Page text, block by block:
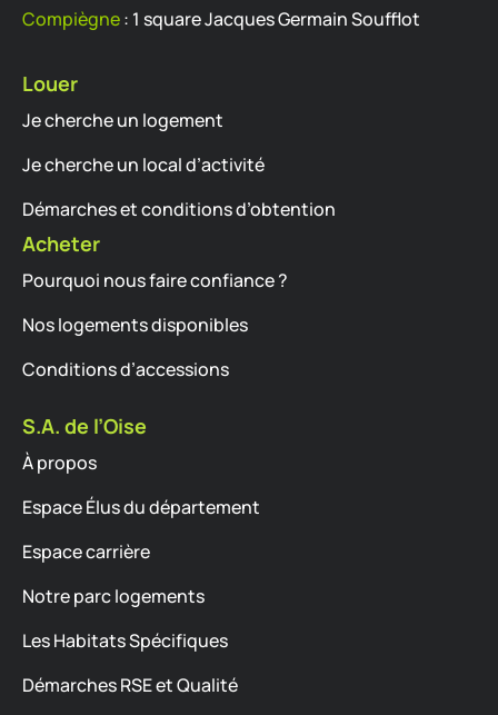
Compiègne: 1 square Jacques Germain Soufflot
Louer
Je cherche un logement
Je cherche un local d’activité
Démarches et conditions d’obtention
Acheter
Pourquoi nous faire confiance ?
Nos logements disponibles
Conditions d’accessions
S.A. de l’Oise
À propos
Espace Élus du département
Espace carrière
Notre parc logements
Les Habitats Spécifiques
Démarches RSE et Qualité